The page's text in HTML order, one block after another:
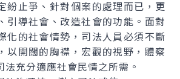
紛止爭、針對個案的處理而已，更
引導社會、改造社會的功能。面對
化的社會情勢，司法人員必須不斷
以開闊的胸襟，宏觀的視野，體察
充分適應社會民情之所需。